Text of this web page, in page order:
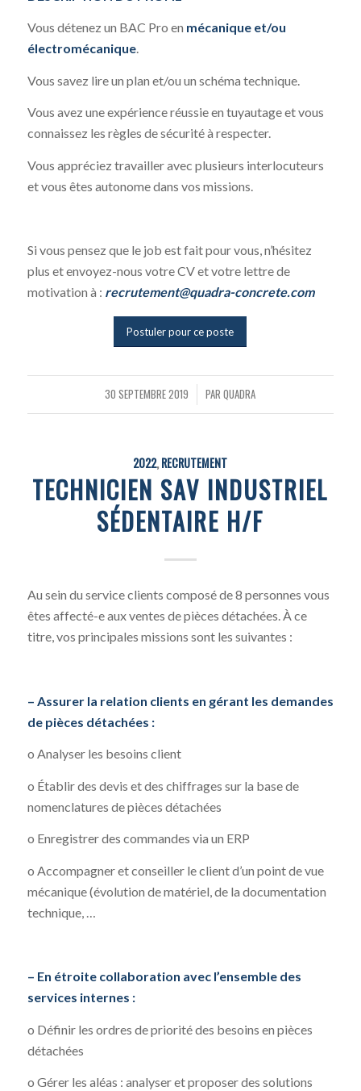
Vous détenez un BAC Pro en mécanique et/ou
électromécanique.
Vous savez lire un plan et/ou un schéma technique.
Vous avez une expérience réussie en tuyautage et vous
connaissez les règles de sécurité à respecter.
Vous appréciez travailler avec plusieurs interlocuteurs
et vous êtes autonome dans vos missions.
Si vous pensez que le job est fait pour vous, n’hésitez
plus et envoyez-nous votre CV et votre lettre de
motivation à : recrutement@quadra-concrete.com
Postuler pour ce poste
30 SEPTEMBRE 2019
/ PARQUADRA
2022,RECRUTEMENT
TECHNICIEN SAV INDUSTRIEL
SÉDENTAIRE H/F
Au sein du service clients composé de 8 personnes vous
êtes affecté-e aux ventes de pièces détachées. À ce
titre, vos principales missions sont les suivantes :
– Assurer la relation clients en gérant les demandes
de pièces détachées :
o Analyser les besoins client
o Établir des devis et des chiffrages sur la base de
nomenclatures de pièces détachées
o Enregistrer des commandes via un ERP
o Accompagner et conseiller le client d’un point de vue
mécanique (évolution de matériel, de la documentation
technique, …
– En étroite collaboration avec l’ensemble des
services internes :
o Définir les ordres de priorité des besoins en pièces
détachées
o Gérer les aléas : analyser et proposer des solutions